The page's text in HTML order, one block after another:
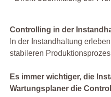
Controlling in der
In der Instandhaltung
stabileren
Es immer wichtiger, die
Wartungsplaner die